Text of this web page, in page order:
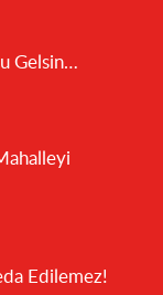
Uğurlu Gelsin…
Edilemez!